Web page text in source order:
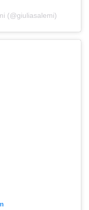
(@giuliasalemi)